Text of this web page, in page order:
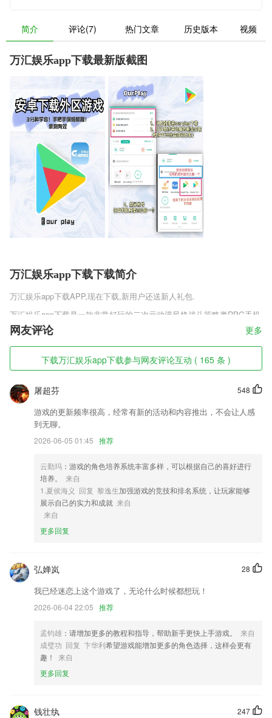
简介 评论(7) 热门文章 历史版本 视频
万汇娱乐app下载最新版截图
万汇娱乐app下载下载简介
万汇娱乐app下载APP,现在下载,新用户还送新人礼包.
万汇娱乐app下载是一款非常好玩的二次元动漫风格战斗策略类RPG手机
游戏，游戏中玩家化身为航海指挥官，收集不同技能特色的美少女舰姬，
通过不断的胜利提升她们的等级，新颖的对战玩法，玩家需要打造不同的
海舰，组建不同的军种来对抗敌人，喜欢蔚蓝航线手游福利版v2.1.1这款
游戏的玩家快来趣趣手游网下载吧!
万汇娱乐app下载软件特色
1,便捷
2,能够直接查看手机本地的文件，用户就可以对文件进行整理；
3,查看工具信息，了解工具的情况，工具管理更方便，使用根据处理各种
4,人体姿态控制，通过左右滑动切换衣服，通过站立姿态试穿衣服；
5,聘请受到学员喜爱的法律硕士讲师授课，就是聘请名牌大学的法学院副
教授及教授授课，文运一直在努力。
6,开发商：杭州卡意购信息科技有限公司
万汇娱乐app下载软件优势
2.在线预览文档智能加载节省流量
3.所有的关卡都有对应的试卷，让教学更加的丰富有趣。
4.查看本班学生2265的作业完成数据，可以非常清楚的知道作业的数据信
5.暨南大学、华南农业大学、国家开放大学、广东金融学院、汕头大学、
东莞理工学院、广州商学院等数十所合作院校，覆盖会计、行政管理、汉
语言文学、土木工程、学前教育、金融管理、市场营销、计算机网络技术
等数十个文史类、理工类、艺术类专业。
网友评论 更多
下载万汇娱乐app下载参与网友评论互动 ( 165 条 )
548
屠超芬
游戏的更新频率很高，经常有新的活动和内容推出，不会让人感
到无聊。
2026-06-05 01:45 推荐
云勤玛 ：游戏的角色培养系统丰富多样，可以根据自己的喜好进行
培养。
来自
1.夏侯海义 回复 黎逸生加强游戏的竞技和排名系统，让玩家能够
展示自己的实力和成就 来自
来自
更多回复
28
弘婵岚
我已经迷恋上这个游戏了，无论什么时候都想玩！
2026-06-04 22:05 推荐
孟钧雄 ：请增加更多的教程和指导，帮助新手更快上手游戏。
来自
成璧功 回复 卞华利希望游戏能增加更多的角色选择，这样会更有
趣！
来自
更多回复
247
钱壮纨